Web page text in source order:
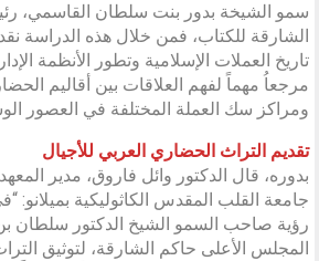
سمو الشيخة بدور بنت سلطان القاسمي،
الشارقة للكتاب، فمن خلال هذه الدراسة
تاريخ العملات الإسلامية وتطور الأنظمة
مرجعاُ مهماً لفهم العلاقات بين أقاليم
ومراكز سك العملة المختلفة في العصور
تقديم التراث الحضاري العربي للأجيال
بدوره، قال الدكتور وائل فاروق، مدير
جامعة القلب المقدس الكاثوليكية بميلانو:
رؤية صاحب السمو الشيخ الدكتور سلطان
المجلس الأعلى حاكم الشارقة، لتوثيق